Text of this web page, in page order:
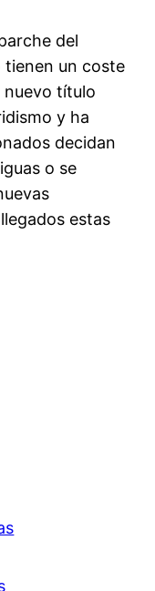
del
tienen un coste
nuevo título
y ha
decidan
o se
estas